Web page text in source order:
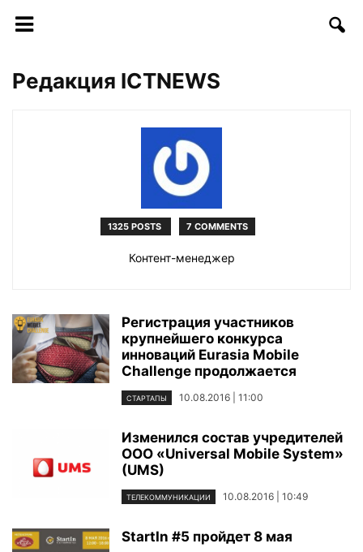
Редакция ICTNEWS
1325 POSTS 7 COMMENTS
Контент-менеджер
Регистрация участников
крупнейшего конкурса
инноваций Eurasia Mobile
Challenge продолжается
СТАРТАПЫ 10.08.2016 | 11:00
Изменился состав учредителей
OOO «Universal Mobile System»
(UMS)
ТЕЛЕКОММУНИКАЦИИ 10.08.2016 | 10:49
StartIn #5 пройдет 8 мая